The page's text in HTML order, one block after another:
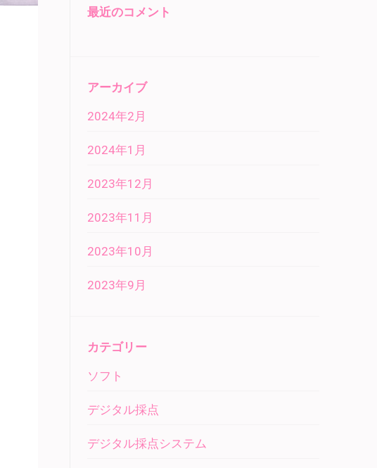
最近のコメント
アーカイブ
2024年2月
2024年1月
2023年12月
2023年11月
2023年10月
2023年9月
カテゴリー
ソフト
デジタル採点
デジタル採点システム